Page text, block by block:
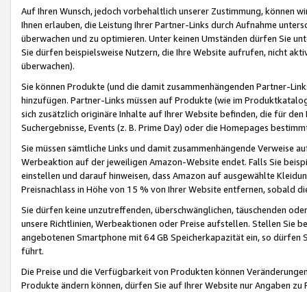
Auf Ihren Wunsch, jedoch vorbehaltlich unserer Zustimmung, können
Ihnen erlauben, die Leistung Ihrer Partner-Links durch Aufnahme
überwachen und zu optimieren. Unter keinen Umständen dürfen Sie
Sie dürfen beispielsweise Nutzern, die Ihre Website aufrufen, nicht
überwachen).
Sie können Produkte (und die damit zusammenhängenden Partner-
hinzufügen. Partner-Links müssen auf Produkte (wie im
sich zusätzlich originäre Inhalte auf Ihrer Website befinden, die für
Suchergebnisse, Events (z. B. Prime Day) oder die Homepages
Sie müssen sämtliche Links und damit zusammenhängende
Werbeaktion auf der jeweiligen Amazon-Website endet. Falls Sie
einstellen und darauf hinweisen, dass Amazon auf ausgewählte
Preisnachlass in Höhe von 15 % von Ihrer Website entfernen, sobald
Sie dürfen keine unzutreffenden, überschwänglichen, täuschenden
unsere Richtlinien, Werbeaktionen oder Preise aufstellen. Stellen Sie
angebotenen Smartphone mit 64 GB Speicherkapazität ein, so dürfen
führt.
Die Preise und die Verfügbarkeit von Produkten können
Produkte ändern können, dürfen Sie auf Ihrer Website nur Angaben